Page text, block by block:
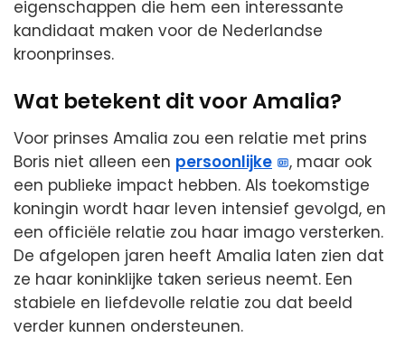
eigenschappen die hem een interessante
kandidaat maken voor de Nederlandse
kroonprinses.
Wat betekent dit voor Amalia?
Voor prinses Amalia zou een relatie met prins
Boris niet alleen een persoonlijke
, maar ook
een publieke impact hebben. Als toekomstige
koningin wordt haar leven intensief gevolgd, en
een officiële relatie zou haar imago versterken.
De afgelopen jaren heeft Amalia laten zien dat
ze haar koninklijke taken serieus neemt. Een
stabiele en liefdevolle relatie zou dat beeld
verder kunnen ondersteunen.